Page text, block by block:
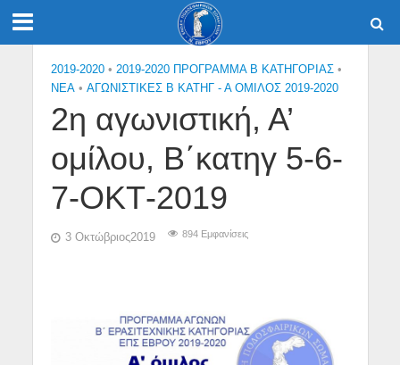
2019-2020 • 2019-2020 ΠΡΟΓΡΑΜΜΑ Β ΚΑΤΗΓΟΡΙΑΣ •
NEA • ΑΓΩΝΙΣΤΙΚΕΣ Β ΚΑΤΗΓ - Α ΟΜΙΛΟΣ 2019-2020
2η αγωνιστική, Α’
ομίλου, Β΄κατηγ 5-6-
7-ΟΚΤ-2019
3 Οκτώβριος2019 894 Εμφανίσεις